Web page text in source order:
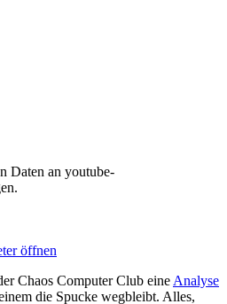
Daten an youtube-
öffnen
Chaos Computer Club eine Analyse
die Spucke wegbleibt. Alles,